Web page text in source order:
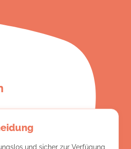
und sicher zur Verfügung